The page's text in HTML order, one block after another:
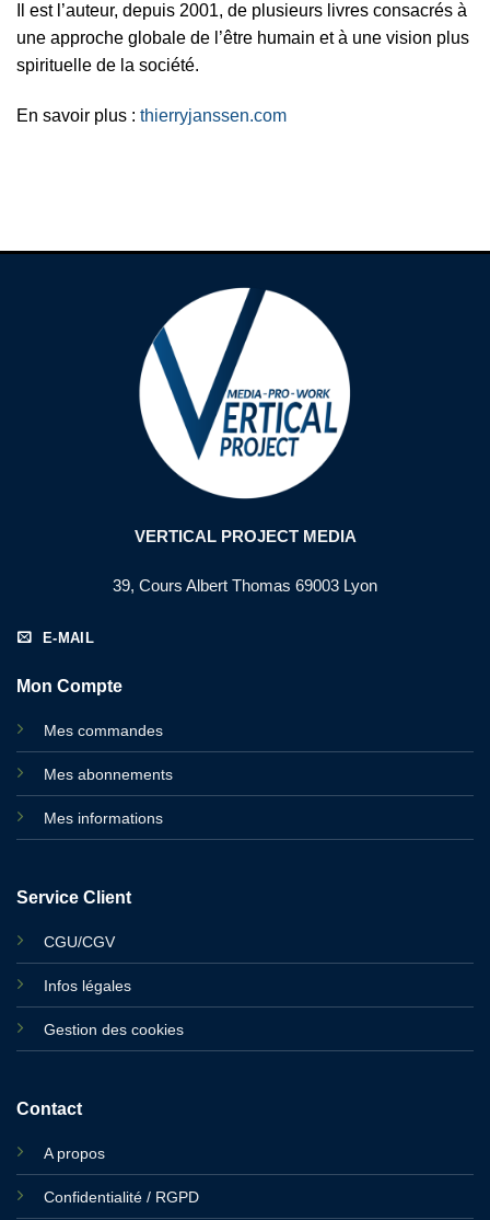
Il est l’auteur, depuis 2001, de plusieurs livres consacrés à
une approche globale de l’être humain et à une vision plus
spirituelle de la société.
En savoir plus : thierryjanssen.com
VERTICAL PROJECT MEDIA
39, Cours Albert Thomas 69003 Lyon
E-MAIL
Mon Compte
Mes commandes
Mes abonnements
Mes informations
Service Client
CGU/CGV
Infos légales
Gestion des cookies
Contact
A propos
Confidentialité / RGPD